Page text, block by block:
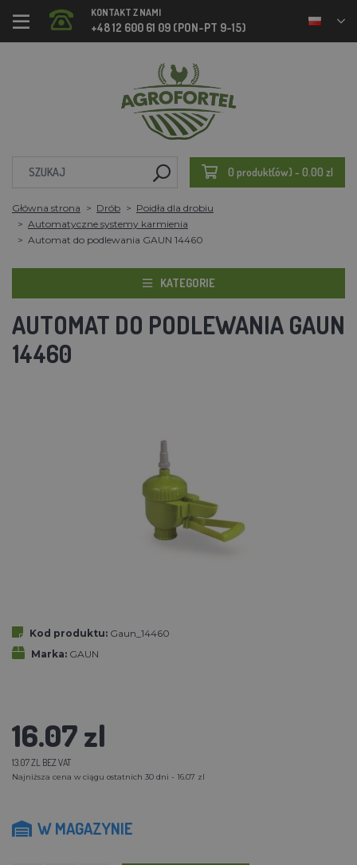
KONTAKT Z NAMI
+48 12 600 61 09 (PON-PT 9-15)
0 produkt(ów) - 0.00 zl
Główna strona Drób
Poidła dla drobiu
Automatyczne systemy karmienia
Automat do podlewania GAUN 14460
KATEGORIE
AUTOMAT DO PODLEWANIA GAUN
14460
Kod produktu: Gaun_14460
Marka: GAUN
16.07 zl
13.07 ZL BEZ VAT
Najniższa cena w ciągu ostatnich 30 dni - 16.07 zl
W MAGAZYNIE